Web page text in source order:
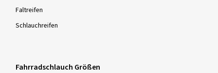
Faltreifen
Schlauchreifen
Fahrradschlauch Größen